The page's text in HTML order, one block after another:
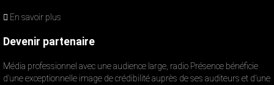
En savoir plus
Devenir partenaire
Média professionnel avec une audience large, radio Présence bénéficie
d’une exceptionnelle image de crédibilité auprès de ses auditeurs et d’une